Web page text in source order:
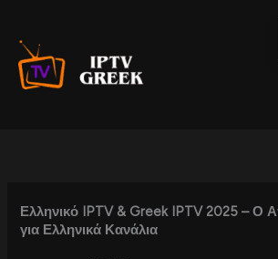
content
Ελληνικό IPTV & Greek IPTV 2025 – Ο
για Ελληνικά Κανάλια